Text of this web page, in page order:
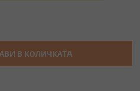
В КОЛИЧКАТА